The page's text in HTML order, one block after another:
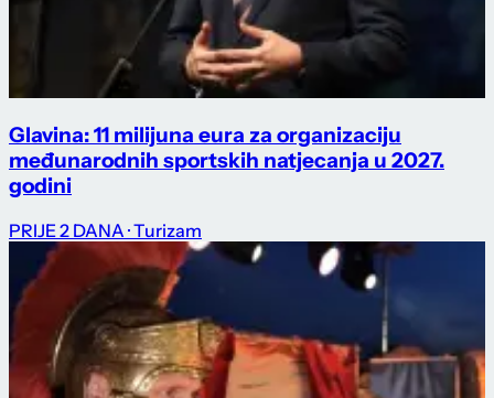
Glavina: 11 milijuna eura za organizaciju
međunarodnih sportskih natjecanja u 2027.
godini
PRIJE 2 DANA · Turizam